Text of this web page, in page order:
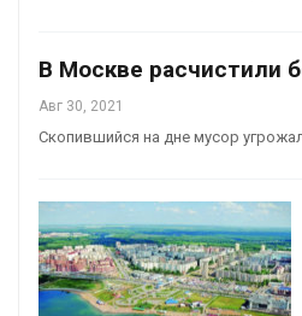
В Москве расчистили
Авг 30, 2021
Скопившийся на дне мусор